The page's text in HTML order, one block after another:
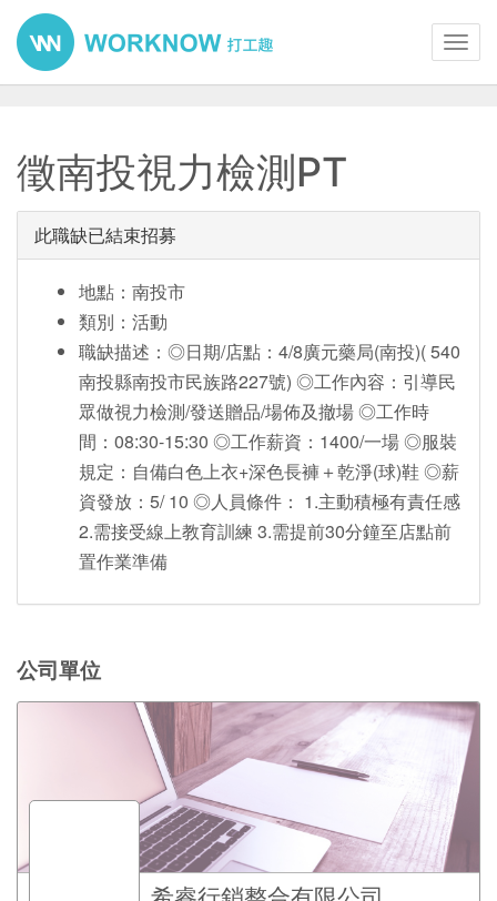
徵南投視力檢測PT
此職缺已結束招募
地點：南投市
類別：活動
職缺描述：◎日期/店點：4/8廣元藥局(南投)( 540
南投縣南投市民族路227號) ◎工作內容：引導民
眾做視力檢測/發送贈品/場佈及撤場 ◎工作時
間：08:30-15:30 ◎工作薪資：1400/一場 ◎服裝
規定：自備白色上衣+深色長褲＋乾淨(球)鞋 ◎薪
資發放：5/ 10 ◎人員條件： 1.主動積極有責任感
2.需接受線上教育訓練 3.需提前30分鐘至店點前
置作業準備
公司單位